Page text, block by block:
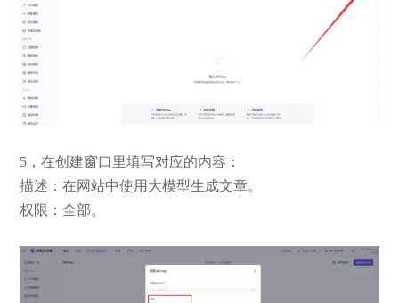
5，在创建窗口里填写对应的内容：
描述：在网站中使用大模型生成文章。
权限：全部。